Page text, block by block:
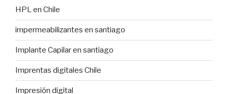
HPL en Chile
impermeabilizantes en santiago
Implante Capilar en santiago
Imprentas digitales Chile
Impresión digital